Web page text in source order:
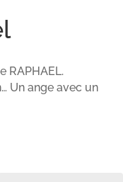
RAPHAEL.
Un ange avec un